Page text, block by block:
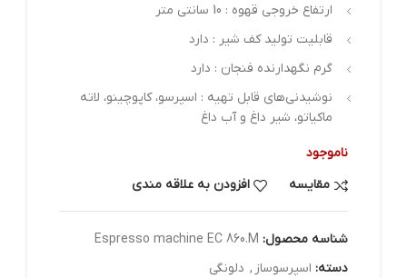
ارتفاع خروجی قهوه : 10 سانتی متر
قابلیت تولید کف شیر : دارد
گرم نگهدارنده فنجان : دارد
نوشیدنی‌های قابل تهیه : اسپرسو، کاپوچینو، لاته
ماکیاتو، شیر داغ و آب داغ
ناموجود
مقایسه
افزودن به علاقه مندی
شناسه محصول: Espresso machine EC 860.M
دسته: اسپرسوساز , دلونگی